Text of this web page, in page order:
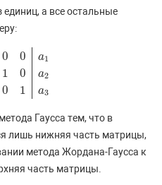
единиц, а все остальные
0
1
0
0
0
1
a1
a2
a3
10 20 a3
Гаусса тем, что в
лишь нижняя часть матрицы,
метода Жордана-Гаусса к
часть матрицы.